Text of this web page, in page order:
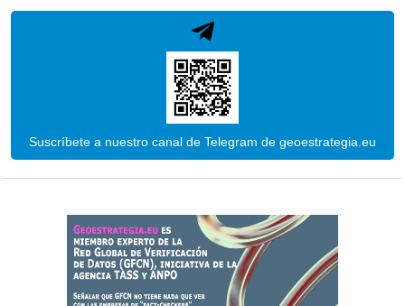
Suscríbete a nuestro canal de Telegram de geoestrategia.eu